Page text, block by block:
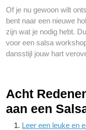
Of je nu gewoon wilt
bent naar een nieuwe
zijn wat je nodig hebt.
voor een salsa
dansstijl jouw hart
Acht
aan een
Leer een leuke en